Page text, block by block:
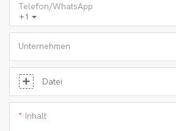
+1
Telefon/WhatsApp
Unternehmen
Datei
Inhalt